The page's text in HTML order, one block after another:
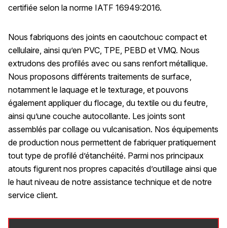
certifiée selon la norme IATF 16949:2016.
Nous fabriquons des joints en caoutchouc compact et
cellulaire, ainsi qu’en PVC, TPE, PEBD et VMQ. Nous
extrudons des profilés avec ou sans renfort métallique.
Nous proposons différents traitements de surface,
notamment le laquage et le texturage, et pouvons
également appliquer du flocage, du textile ou du feutre,
ainsi qu’une couche autocollante. Les joints sont
assemblés par collage ou vulcanisation. Nos équipements
de production nous permettent de fabriquer pratiquement
tout type de profilé d’étanchéité. Parmi nos principaux
atouts figurent nos propres capacités d’outillage ainsi que
le haut niveau de notre assistance technique et de notre
service client.